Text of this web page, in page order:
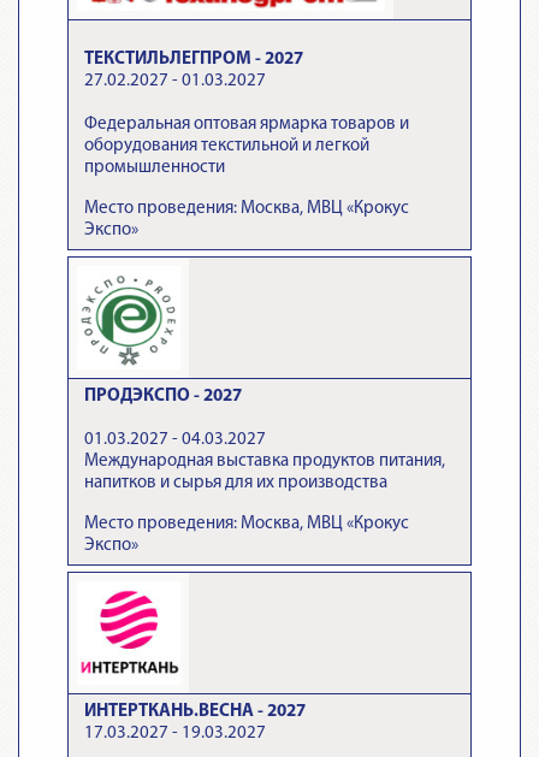
ТЕКСТИЛЬЛЕГПРОМ - 2027
27.02.2027 - 01.03.2027
Федеральная оптовая ярмарка товаров и
оборудования текстильной и легкой
промышленности
Место проведения: Москва, МВЦ «Крокус
Экспо»
ПРОДЭКСПО - 2027
01.03.2027 - 04.03.2027
Международная выставка продуктов питания,
напитков и сырья для их производства
Место проведения: Москва, МВЦ «Крокус
Экспо»
ИНТЕРТКАНЬ.ВЕСНА - 2027
17.03.2027 - 19.03.2027